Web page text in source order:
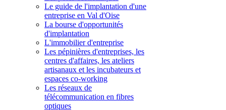
Le guide de l'implantation d'une
entreprise en Val d'Oise
La bourse d'opportunités
d'implantation
L'immobilier d'entreprise
Les pépinières d'entreprises, les
centres d'affaires, les ateliers
artisanaux et les incubateurs et
espaces co-working
Les réseaux de
télécommunication en fibres
optiques